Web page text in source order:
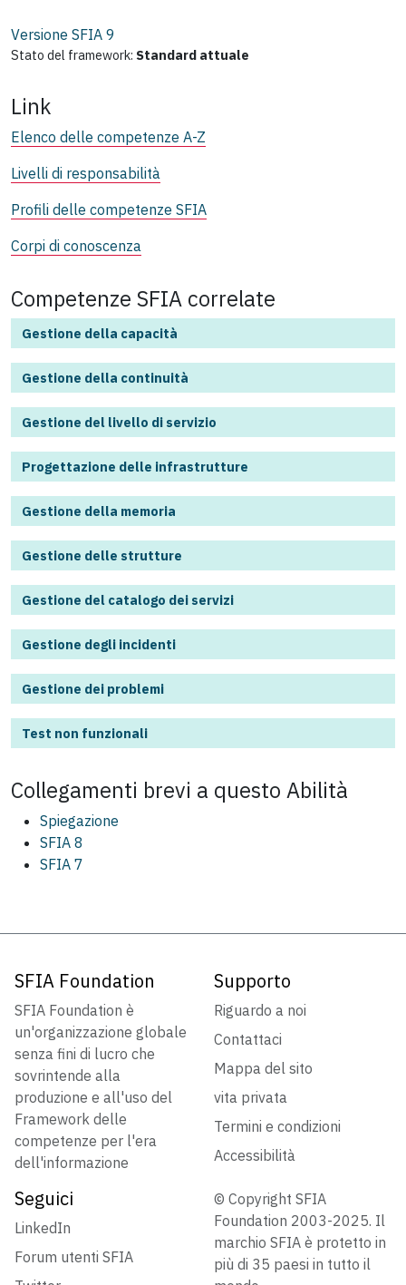
Versione SFIA 9
Stato del framework: Standard attuale
Link
Elenco delle competenze A-Z
Livelli di responsabilità
Profili delle competenze SFIA
Corpi di conoscenza
Competenze SFIA correlate
Gestione della capacità
Gestione della continuità
Gestione del livello di servizio
Progettazione delle infrastrutture
Gestione della memoria
Gestione delle strutture
Gestione del catalogo dei servizi
Gestione degli incidenti
Gestione dei problemi
Test non funzionali
Collegamenti brevi a questo Abilità
Spiegazione
SFIA 8
SFIA 7
SFIA Foundation
SFIA Foundation è
un'organizzazione globale
senza fini di lucro che
sovrintende alla
produzione e all'uso del
Framework delle
competenze per l'era
dell'informazione
Supporto
Riguardo a noi
Contattaci
Mappa del sito
vita privata
Termini e condizioni
Accessibilità
Seguici
LinkedIn
Forum utenti SFIA
© Copyright SFIA
Foundation 2003-2025. Il
marchio SFIA è protetto in
più di 35 paesi in tutto il